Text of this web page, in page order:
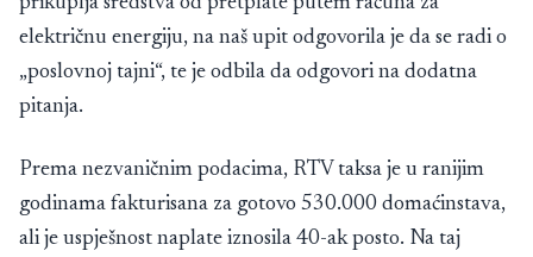
električnu energiju, na naš upit odgovorila je da se radi o
„poslovnoj tajni“, te je odbila da odgovori na dodatna
pitanja.
Prema nezvaničnim podacima, RTV taksa je u ranijim
godinama fakturisana za gotovo 530.000 domaćinstava,
ali je uspješnost naplate iznosila 40-ak posto. Na taj